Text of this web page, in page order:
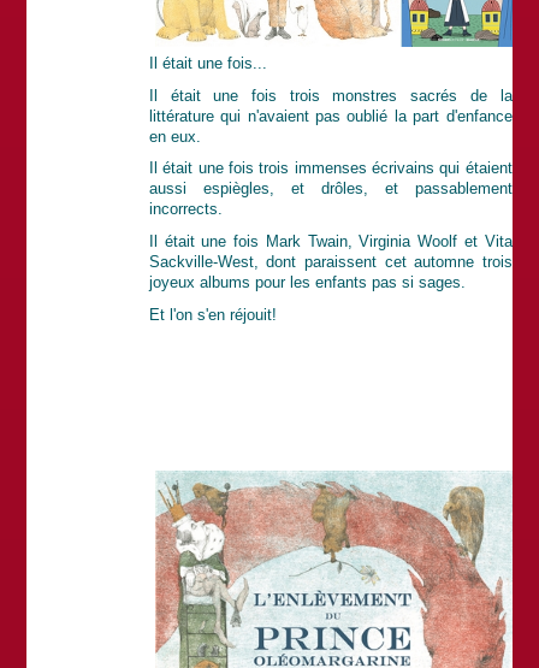
Il était une fois...
Il était une fois trois monstres sacrés de la
littérature qui n'avaient pas oublié la part d'enfance
en eux.
Il était une fois trois immenses écrivains qui étaient
aussi espiègles, et drôles, et passablement
incorrects.
Il était une fois Mark Twain, Virginia Woolf et Vita
Sackville-West, dont paraissent cet automne trois
joyeux albums pour les enfants pas si sages.
Et l'on s'en réjouit!